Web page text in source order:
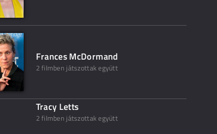
Frances McDormand
2 filmben játszottak együtt
Tracy Letts
2 filmben játszottak együtt